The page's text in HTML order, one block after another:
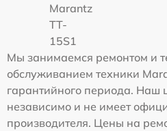
Marantz
TT-
15S1
Мы занимаемся ремонтом и
обслуживанием техники
гарантийного периода. Наш
независимо и не имеет
производителя. Цены на